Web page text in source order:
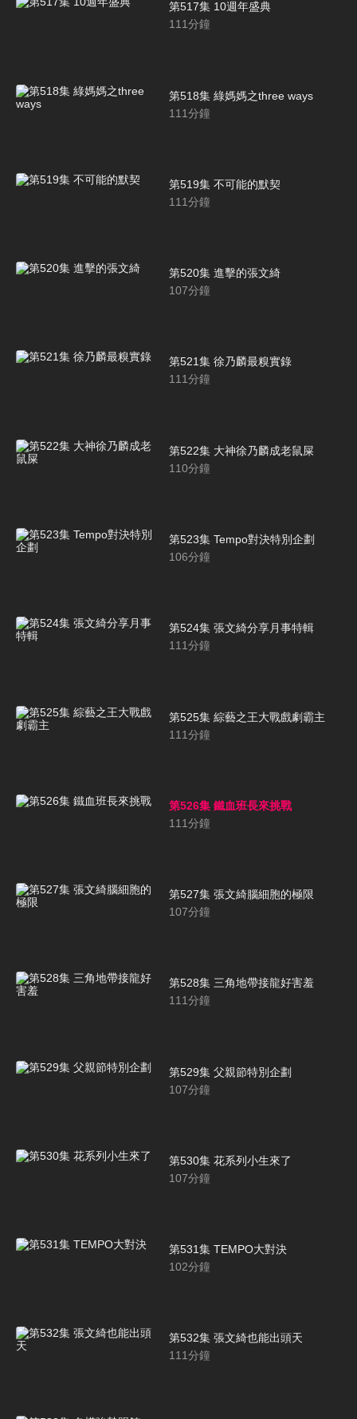
第517集 10週年盛典
111分鐘
第518集 綠媽媽之three ways
111分鐘
第519集 不可能的默契
111分鐘
第520集 進擊的張文綺
107分鐘
第521集 徐乃麟最糗實錄
111分鐘
第522集 大神徐乃麟成老鼠屎
110分鐘
第523集 Tempo對決特別企劃
106分鐘
第524集 張文綺分享月事特輯
111分鐘
第525集 綜藝之王大戰戲劇霸主
111分鐘
第526集 鐵血班長來挑戰
111分鐘
第527集 張文綺腦細胞的極限
107分鐘
第528集 三角地帶接龍好害羞
111分鐘
第529集 父親節特別企劃
107分鐘
第530集 花系列小生來了
107分鐘
第531集 TEMPO大對決
102分鐘
第532集 張文綺也能出頭天
111分鐘